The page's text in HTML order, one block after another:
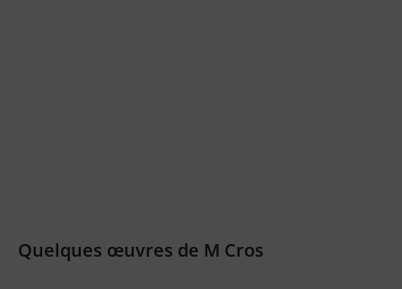
Quelques œuvres de M Cros